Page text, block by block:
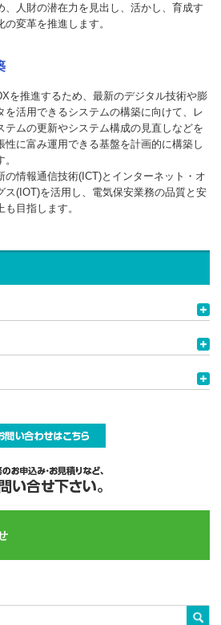
、人財の潜在力を見出し、活かし、育成す
の変革を推進します。
を推進するため、最新のデジタル技術や膨
を活用できるシステムの構築に向けて、レ
テムの更新やシステム構成の見直しなどを
性に富み運用できる基盤を計画的に構築し
の情報通信技術(ICT)とインターネット・オ
ス(IOT)を活用し、電気保安業務の品質と安
も目指します。